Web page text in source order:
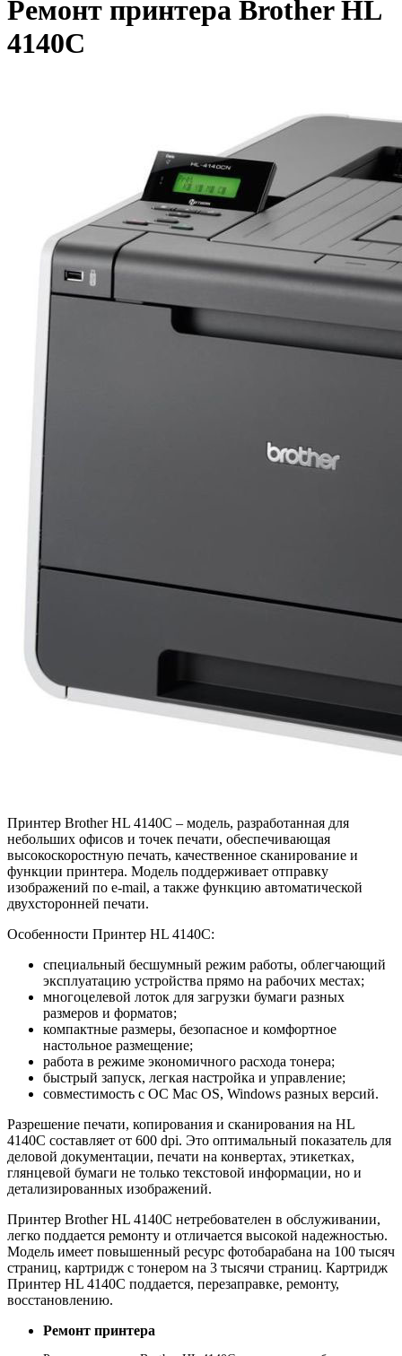
Ремонт принтера Brother HL
4140C
Принтер Brother HL 4140C – модель, разработанная для
небольших офисов и точек печати, обеспечивающая
высокоскоростную печать, качественное сканирование и
функции принтера. Модель поддерживает отправку
изображений по e-mail, а также функцию автоматической
двухсторонней печати.
Особенности Принтер HL 4140C:
специальный бесшумный режим работы, облегчающий
эксплуатацию устройства прямо на рабочих местах;
многоцелевой лоток для загрузки бумаги разных
размеров и форматов;
компактные размеры, безопасное и комфортное
настольное размещение;
работа в режиме экономичного расхода тонера;
быстрый запуск, легкая настройка и управление;
совместимость с ОС Mac OS, Windows разных версий.
Разрешение печати, копирования и сканирования на HL
4140C составляет от 600 dpi. Это оптимальный показатель для
деловой документации, печати на конвертах, этикетках,
глянцевой бумаги не только текстовой информации, но и
детализированных изображений.
Принтер Brother HL 4140C нетребователен в обслуживании,
легко поддается ремонту и отличается высокой надежностью.
Модель имеет повышенный ресурс фотобарабана на 100 тысяч
страниц, картридж с тонером на 3 тысячи страниц. Картридж
Принтер HL 4140C поддается, перезаправке, ремонту,
восстановлению.
Ремонт принтера